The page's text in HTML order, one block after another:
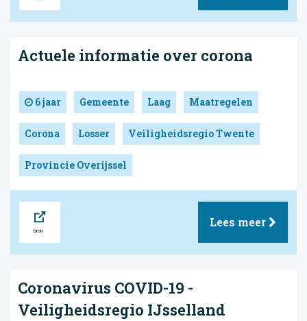
Actuele informatie over corona
6 jaar Gemeente Laag Maatregelen
Corona Losser Veiligheidsregio Twente
Provincie Overijssel
Lees meer
Coronavirus COVID-19 -
Veiligheidsregio IJsselland